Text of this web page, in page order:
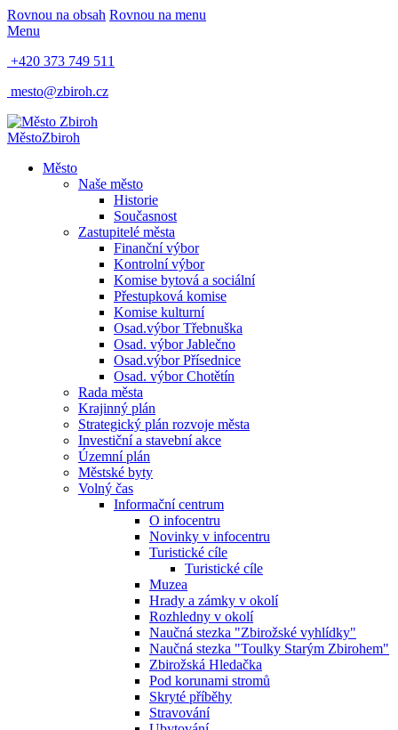
Rovnou na obsah Rovnou na menu
Menu
+420 373 749 511
mesto@zbiroh.cz
MěstoZbiroh
Město
Naše město
Historie
Současnost
Zastupitelé města
Finanční výbor
Kontrolní výbor
Komise bytová a sociální
Přestupková komise
Komise kulturní
Osad.výbor Třebnuška
Osad. výbor Jablečno
Osad.výbor Přísednice
Osad. výbor Chotětín
Rada města
Krajinný plán
Strategický plán rozvoje města
Investiční a stavební akce
Územní plán
Městské byty
Volný čas
Informační centrum
O infocentru
Novinky v infocentru
Turistické cíle
Turistické cíle
Muzea
Hrady a zámky v okolí
Rozhledny v okolí
Naučná stezka "Zbirožské vyhlídky"
Naučná stezka "Toulky Starým Zbirohem"
Zbirožská Hledačka
Pod korunami stromů
Skryté příběhy
Stravování